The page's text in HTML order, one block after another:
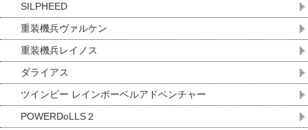
SILPHEED
重装機兵ヴァルケン
重装機兵レイノス
ダライアス
ツインビー レインボーベルアドベンチャー
POWERDoLLS２